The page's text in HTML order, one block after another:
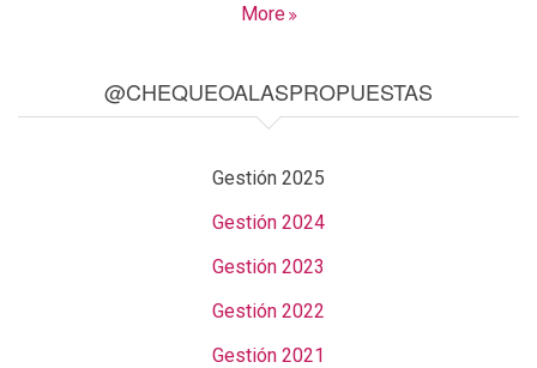
More
@CHEQUEOALASPROPUESTAS
Gestión 2025
Gestión 2024
Gestión 2023
Gestión 2022
Gestión 2021